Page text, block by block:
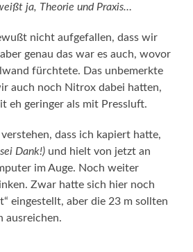
ja, Theorie und Praxis…
nicht aufgefallen, dass wir
genau das war es auch, wovor
fürchtete. Das unbemerkte
auch noch Nitrox dabei hatten,
eh geringer als mit Pressluft.
dass ich kapiert hatte,
Dank!) und hielt von jetzt an
im Auge. Noch weiter
Zwar hatte sich hier noch
eingestellt, aber die 23 m sollten
ausreichen.